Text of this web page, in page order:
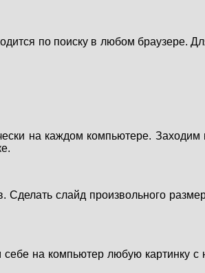
по поиску в любом браузере.
на каждом компьютере.
слайд произвольного
себе на компьютер любую